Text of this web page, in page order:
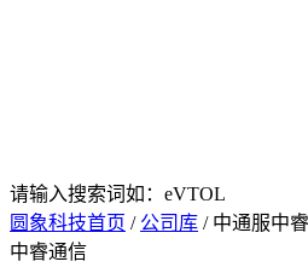
请输入搜索词如：eVTOL
圆象科技首页 / 公司库 / 中通服中
中睿通信